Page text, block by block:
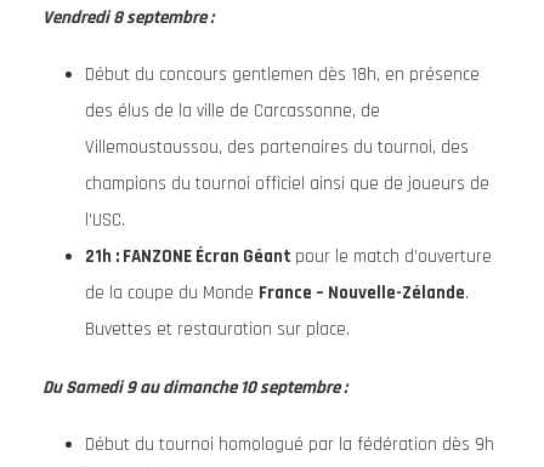
Vendredi 8 septembre :
Début du concours gentlemen dès 18h, en présence
des élus de la ville de Carcassonne, de
Villemoustaussou, des partenaires du tournoi, des
champions du tournoi officiel ainsi que de joueurs de
l’USC.
21h : FANZONE Écran Géant pour le match d’ouverture
de la coupe du Monde France – Nouvelle-Zélande.
Buvettes et restauration sur place.
Du Samedi 9 au dimanche 10 septembre :
Début du tournoi homologué par la fédération dès 9h